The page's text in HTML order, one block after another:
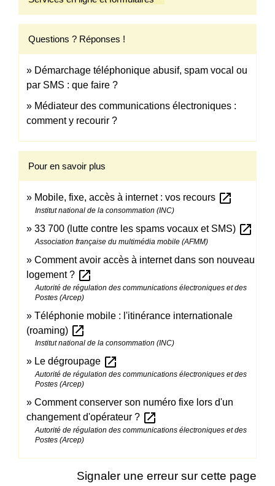
Questions ? Réponses !
Démarchage téléphonique abusif, spam vocal ou
par SMS : que faire ?
Médiateur des communications électroniques :
comment y recourir ?
Pour en savoir plus
Mobile, fixe, accès à internet : vos recours open_in_new
Institut national de la consommation (INC)
33 700 (lutte contre les spams vocaux et SMS) open_in_new
Association française du multimédia mobile (AFMM)
Comment avoir accès à internet dans son nouveau
logement ? open_in_new
Autorité de régulation des communications électroniques et des
Postes (Arcep)
Téléphonie mobile : l'itinérance internationale
(roaming) open_in_new
Institut national de la consommation (INC)
Le dégroupage open_in_new
Autorité de régulation des communications électroniques et des
Postes (Arcep)
Comment conserver son numéro fixe lors d'un
changement d'opérateur ? open_in_new
Autorité de régulation des communications électroniques et des
Postes (Arcep)
Signaler une erreur sur cette page